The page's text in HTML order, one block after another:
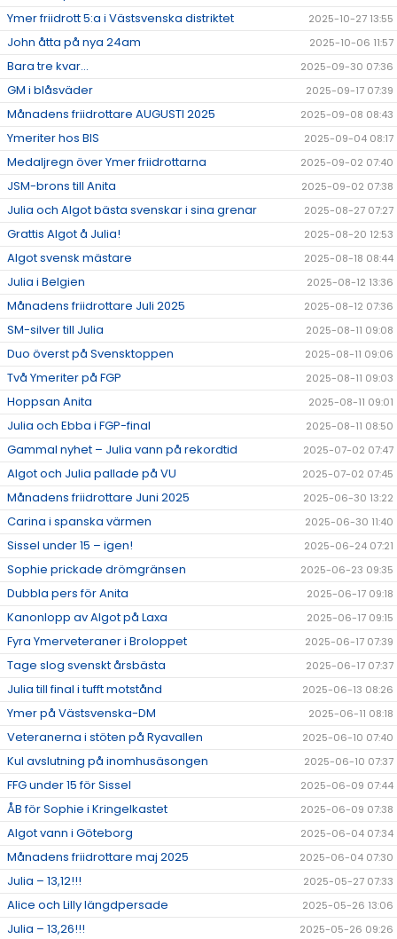
Ymer friidrott 5:a i Västsvenska distriktet 2025-10-27 13:55
John åtta på nya 24am 2025-10-06 11:57
Bara tre kvar... 2025-09-30 07:36
GM i blåsväder 2025-09-17 07:39
Månadens friidrottare AUGUSTI 2025 2025-09-08 08:43
Ymeriter hos BIS 2025-09-04 08:17
Medaljregn över Ymer friidrottarna 2025-09-02 07:40
JSM-brons till Anita 2025-09-02 07:38
Julia och Algot bästa svenskar i sina grenar 2025-08-27 07:27
Grattis Algot å Julia! 2025-08-20 12:53
Algot svensk mästare 2025-08-18 08:44
Julia i Belgien 2025-08-12 13:36
Månadens friidrottare Juli 2025 2025-08-12 07:36
SM-silver till Julia 2025-08-11 09:08
Duo överst på Svensktoppen 2025-08-11 09:06
Två Ymeriter på FGP 2025-08-11 09:03
Hoppsan Anita 2025-08-11 09:01
Julia och Ebba i FGP-final 2025-08-11 08:50
Gammal nyhet – Julia vann på rekordtid 2025-07-02 07:47
Algot och Julia pallade på VU 2025-07-02 07:45
Månadens friidrottare Juni 2025 2025-06-30 13:22
Carina i spanska värmen 2025-06-30 11:40
Sissel under 15 – igen! 2025-06-24 07:21
Sophie prickade drömgränsen 2025-06-23 09:35
Dubbla pers för Anita 2025-06-17 09:18
Kanonlopp av Algot på Laxa 2025-06-17 09:15
Fyra Ymerveteraner i Broloppet 2025-06-17 07:39
Tage slog svenskt årsbästa 2025-06-17 07:37
Julia till final i tufft motstånd 2025-06-13 08:26
Ymer på Västsvenska-DM 2025-06-11 08:18
Veteranerna i stöten på Ryavallen 2025-06-10 07:40
Kul avslutning på inomhusäsongen 2025-06-10 07:37
FFG under 15 för Sissel 2025-06-09 07:44
ÅB för Sophie i Kringelkastet 2025-06-09 07:38
Algot vann i Göteborg 2025-06-04 07:34
Månadens friidrottare maj 2025 2025-06-04 07:30
Julia – 13,12!!! 2025-05-27 07:33
Alice och Lilly längdpersade 2025-05-26 13:06
Julia – 13,26!!! 2025-05-26 09:26